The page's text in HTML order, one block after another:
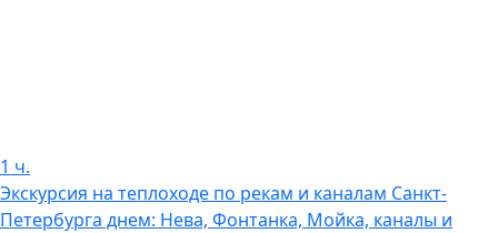
1 ч.
Экскурсия на теплоходе по рекам и каналам Санкт-
Петербурга днем: Нева, Фонтанка, Мойка, каналы и